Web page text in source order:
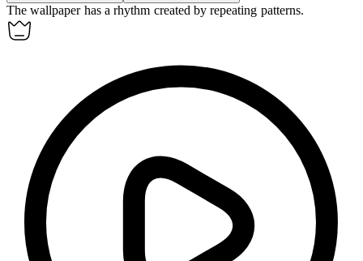
The wallpaper has arhythm created by repeating patterns.